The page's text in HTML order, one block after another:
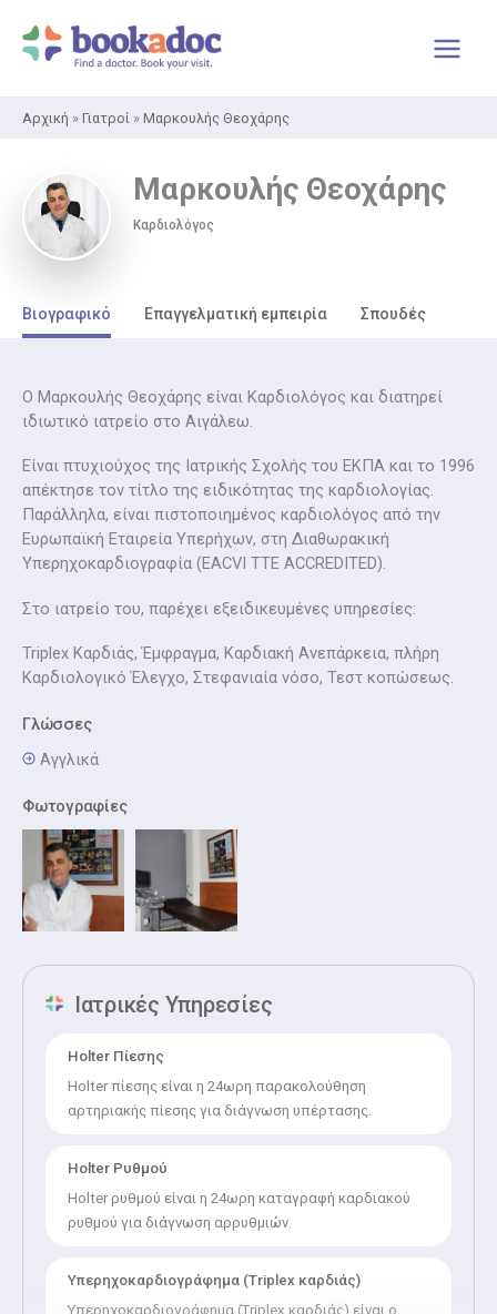
στο
περιεχόμενο
Αρχική » Γιατροί » Μαρκουλής Θεοχάρης
Μαρκουλής Θεοχάρης
Καρδιολόγος
Βιογραφικό Επαγγελματική εμπειρία Σπουδές
Ο Μαρκουλής Θεοχάρης είναι Καρδιολόγος και διατηρεί
ιδιωτικό ιατρείο στο Αιγάλεω.
Είναι πτυχιούχος της Ιατρικής Σχολής του ΕΚΠΑ και το 1996
απέκτησε τον τίτλο της ειδικότητας της καρδιολογίας.
Παράλληλα, είναι πιστοποιημένος καρδιολόγος από την
Ευρωπαϊκή Εταιρεία Υπερήχων, στη Διαθωρακική
Υπερηχοκαρδιογραφία (EACVI TTE ACCREDITED).
Στο ιατρείο του, παρέχει εξειδικευμένες υπηρεσίες:
Triplex Καρδιάς, Έμφραγμα, Καρδιακή Ανεπάρκεια, πλήρη
Καρδιολογικό Έλεγχο, Στεφανιαία νόσο, Τεστ κοπώσεως.
Γλώσσες
Αγγλικά
Φωτογραφίες
Ιατρικές Υπηρεσίες
Holter Πίεσης
Holter πίεσης είναι η 24ωρη παρακολούθηση
αρτηριακής πίεσης για διάγνωση υπέρτασης.
Holter Ρυθμού
Holter ρυθμού είναι η 24ωρη καταγραφή καρδιακού
ρυθμού για διάγνωση αρρυθμιών.
Υπερηχοκαρδιογράφημα (Triplex καρδιάς)
Υπερηχοκαρδιογράφημα (Triplex καρδιάς) είναι ο